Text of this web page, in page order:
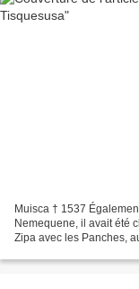
Muisca † 1537
Nemequene, il avait été
Zipa avec les Panches,